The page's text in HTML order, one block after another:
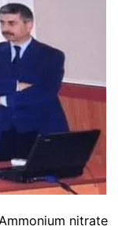
nitrate: